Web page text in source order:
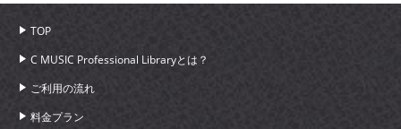
TOP
C MUSIC Professional Libraryとは？
ご利用の流れ
料金プラン